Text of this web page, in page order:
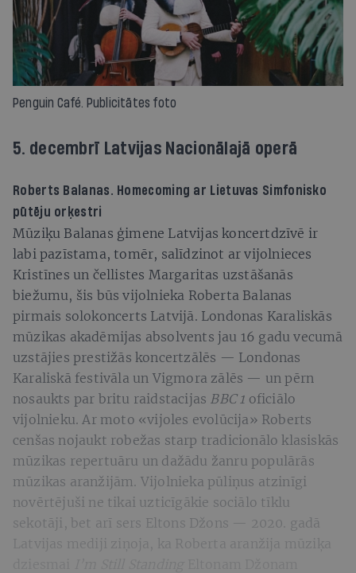
Penguin Café. Publicitātes foto
5. decembrī Latvijas Nacionālajā operā
Roberts Balanas. Homecoming ar Lietuvas Simfonisko
pūtēju orķestri
Mūziķu Balanas ģimene Latvijas koncertdzīvē ir
labi pazīstama, tomēr, salīdzinot ar vijolnieces
Kristīnes un čellistes Margaritas uzstāšanās
biežumu, šis būs vijolnieka Ro­berta Balanas
pirmais solokoncerts Lat­vi­jā. Londonas Karaliskās
mūzikas akadēmi­jas absolvents jau 16 gadu vecumā
uzstājies prestižās koncertzālēs — Londonas
Karaliskā festivāla un Vigmora zālēs — un pērn
nosaukts par britu raidstacijas BBC 1 oficiālo
vijolnieku. Ar moto «vijoles evolūcija» Roberts
cenšas nojaukt robežas starp tradicionālo klasiskās
mūzikas repertuāru un dažādu žanru populārās
mūzikas aranžijām. Vijolnieka pūliņus atzinīgi
novērtējuši ne tikai uzticīgākie sociālo tīklu
sekotāji, bet arī sers Eltons Džons — 2020. gadā
Latvijas mediji ziņoja, ka Roberta aranžija mūziķa